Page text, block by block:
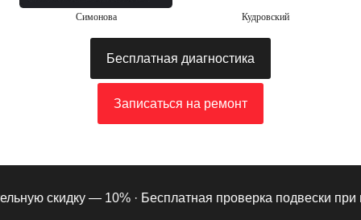
Симонова Кудровский
Бесплатная диагностика
Записаться на ремонт
скидку — 10% ·Бесплатная проверка подвески при